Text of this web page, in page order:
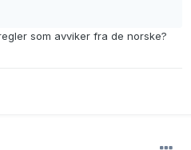
som avviker fra de norske?